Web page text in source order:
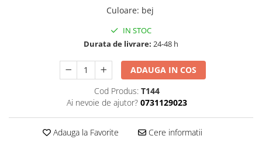
Culoare: bej
IN STOC
Durata de livrare: 24-48 h
ADAUGA IN COS
Cod Produs: T144
Ai nevoie de ajutor? 0731129023
Adauga la Favorite Cere informatii